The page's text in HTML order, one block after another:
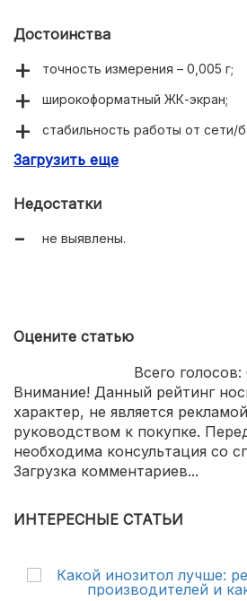
Достоинства
точность измерения – 0,005 г;
широкоформатный ЖК-экран;
стабильность работы от сети/
соответствие госстандарту.
Загрузить еще
Недостатки
не выявлены.
Оцените статью
Всего голосов:
Внимание! Данный рейтинг
характер, не является
руководством к покупке.
необходима консультация со
Загрузка комментариев...
ИНТЕРЕСНЫЕ СТАТЬИ